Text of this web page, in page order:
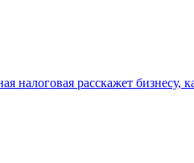
налоговая расскажет бизнесу,